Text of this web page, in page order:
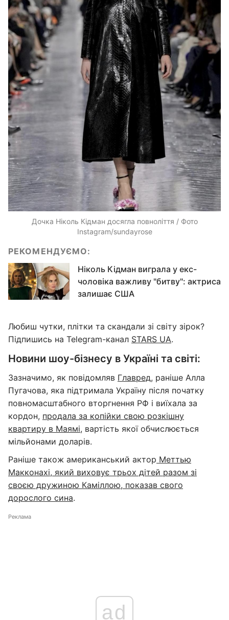
Дочка Ніколь Кідман досягла повноліття / Фото
Instagram/sundayrose
РЕКОМЕНДУЄМО:
Ніколь Кідман виграла у екс-
чоловіка важливу "битву": актриса
залишає США
Любиш чутки, плітки та скандали зі світу зірок?
Підпишись на Telegram-канал STARS UA.
Новини шоу-бізнесу в Україні та світі:
Зазначимо, як повідомляв Главред, раніше Алла
Пугачова, яка підтримала Україну після початку
повномасштабного вторгнення РФ і виїхала за
кордон, продала за копійки свою розкішну
квартиру в Маямі, вартість якої обчислюється
мільйонами доларів.
Раніше також американський актор Меттью
Макконахі, який виховує трьох дітей разом зі
своєю дружиною Каміллою, показав свого
дорослого сина.
Реклама
ad